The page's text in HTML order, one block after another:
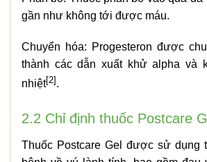
gần như không tới được máu.
Chuyển hóa: Progesteron được
thành các dẫn xuất khử alpha và
nhiệt[2] .
2.2 Chỉ định thuốc Postcare
Thuốc Postcare Gel được sử dụng